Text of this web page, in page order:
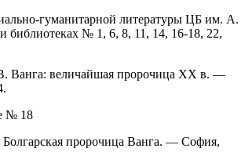
гуманитарной литературы ЦБ им. А.
№ 1, 6, 8, 11, 14, 16-18, 22,
Ванга: величайшая пророчица XX в. —
№ 18
пророчица Ванга. — София,